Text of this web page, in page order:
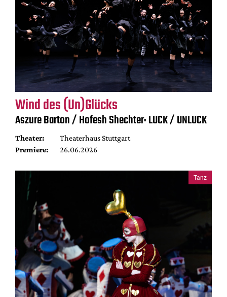
Wind des (Un)Glücks
Aszure Barton / Hofesh Shechter: LUCK / UNLUCK
Theater:
Theaterhaus Stuttgart
Premiere:
26.06.2026
Tanz